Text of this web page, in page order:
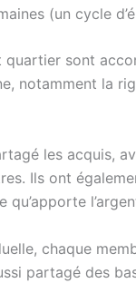
(un cycle
sont
notamment la
les acquis,
Ils ont
chaque
partagé des